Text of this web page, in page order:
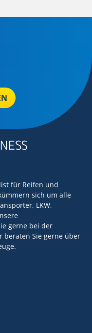
für Reifen und
sich um alle
LKW,
gerne bei der
beraten Sie gerne über